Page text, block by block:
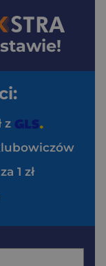
z
1 zł